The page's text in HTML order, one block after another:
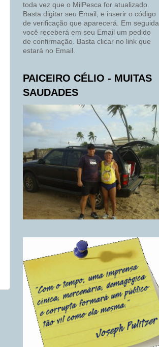
toda vez que o MilPesca for atualizado.
Basta digitar seu Email, e inserir o código
de verificação que aparecerá. Em seguida
você receberá em seu Email um pedido
de confirmação. Basta clicar no link que
estará no Email.
PAICEIRO CÉLIO - MUITAS
SAUDADES